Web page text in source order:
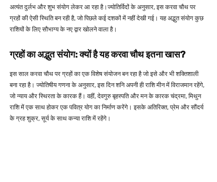
अत्यंत दुर्लभ और शुभ संयोग लेकर आ रहा है।ज्योतिर्विदों के अनुसार, इस करवा चौथ पर
ग्रहों की ऐसी स्थिति बन रही है, जो पिछले कई दशकों में नहीं देखी गई। यह अद्भुत संयोग कुछ
राशियों के लिए सौभाग्य के नए द्वार खोलने वाला है।
ग्रहों का अद्भुत संयोग: क्यों है यह करवा चौथ इतना खास?
इस साल करवा चौथ पर ग्रहों का एक विशेष संयोजन बन रहा है जो इसे और भी शक्तिशाली
बना रहा है। ज्योतिषीय गणना के अनुसार, इस दिन शनि अपनी ही राशि मीन में विराजमान रहेंगे,
जो न्याय और स्थिरता के कारक हैं। वहीं, देवगुरु बृहस्पति और मन के कारक चंद्रमा, मिथुन
राशि में एक साथ होकर एक पवित्र योग का निर्माण करेंगे। इसके अतिरिक्त, प्रेम और सौंदर्य
के ग्रह शुक्र, सूर्य के साथ कन्या राशि में रहेंगे।